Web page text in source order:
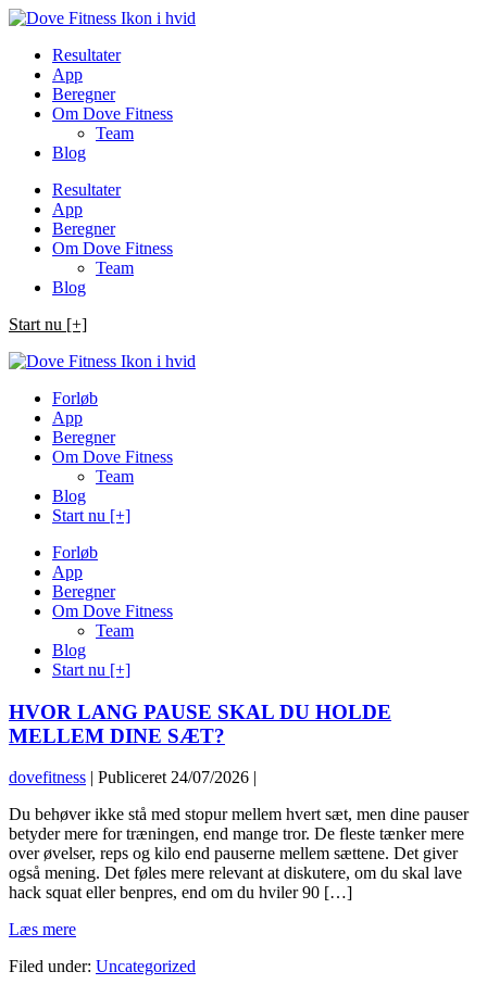
Spring
indholdResultater
App
Beregner
Om Dove Fitness
Team
Blog
Resultater
App
Beregner
Om Dove Fitness
Team
Blog
Start nu [+]
Forløb
App
Beregner
Om Dove Fitness
Team
Blog
Start nu [+]
Forløb
App
Beregner
Om Dove Fitness
Team
Blog
Start nu [+]
HVOR LANG PAUSE SKAL DU HOLDE
MELLEM DINE SÆT?
dovefitness | Publiceret 24/07/2026 |
Du behøver ikke stå med stopur mellem hvert sæt, men dine pauser
betyder mere for træningen, end mange tror. De fleste tænker mere
over øvelser, reps og kilo end pauserne mellem sættene. Det giver
også mening. Det føles mere relevant at diskutere, om du skal lave
hack squat eller benpres, end om du hviler 90 […]
Læs mereHVOR
PAUSE
Filed under: Uncategorized